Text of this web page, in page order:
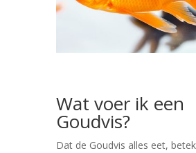
Wat voer ik een
Goudvis?
Dat de Goudvis alles eet,